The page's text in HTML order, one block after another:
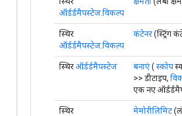
ऑर्डर्डमैपस्टेज.विकल्प
स्थिर
ऑर्डर्डमैपस्टेज.विकल्प
कंटेनर(स्ट्रिंग
स्थिरऑर्डर्डमैपस्टेज बनाएं( स्कोप
>> डीटाइप,
एक नए
स्थिर
मेमोरीलिमिट